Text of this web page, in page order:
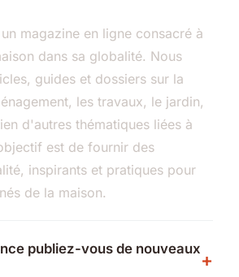
magazine en ligne consacré à
dans sa globalité. Nous
guides et dossiers sur la
les travaux, le jardin,
d'autres thématiques liées à
est de fournir des
inspirants et pratiques pour
de la maison.
publiez-vous de nouveaux